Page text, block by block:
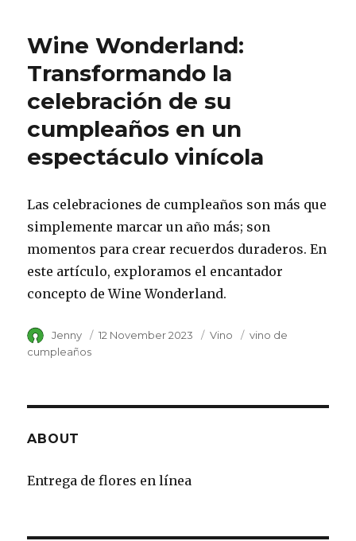
Wine Wonderland:
Transformando la
celebración de su
cumpleaños en un
espectáculo vinícola
Las celebraciones de cumpleaños son más que
simplemente marcar un año más; son
momentos para crear recuerdos duraderos. En
este artículo, exploramos el encantador
concepto de Wine Wonderland.
Author
Jenny
Posted
12 November 2023 Category
Vino Tags
vino de
cumpleaños
ABOUT
Entrega de flores en línea